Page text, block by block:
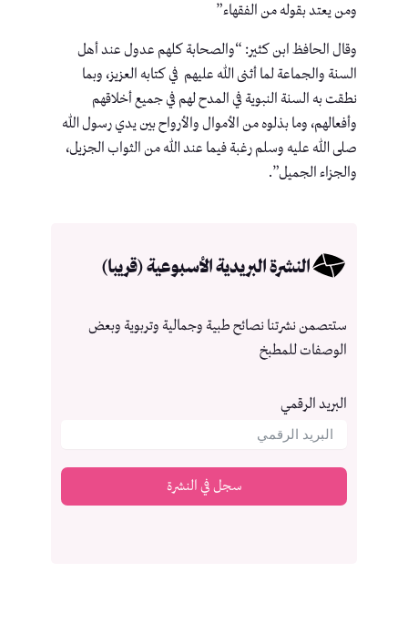
ومن يعتد بقوله من الفقهاء”
وقال الحافظ ابن كثير: “والصحابة كلهم عدول عند أهل
السنة والجماعة لما أثنى الله عليهم في كتابه العزيز، وبما
نطقت به السنة النبوية في المدح لهم في جميع أخلاقهم
وأفعالهم، وما بذلوه من الأموال والأرواح بين يدي رسول الله
صلى الله عليه وسلم رغبة فيما عند الله من الثواب الجزيل،
والجزاء الجميل”.
النشرة البريدية الأسبوعية (قريبا)
ستتصمن نشرتنا نصائح طبية وجمالية وتربوية وبعض
الوصفات للمطبخ
البريد الرقمي
سجل في النشرة